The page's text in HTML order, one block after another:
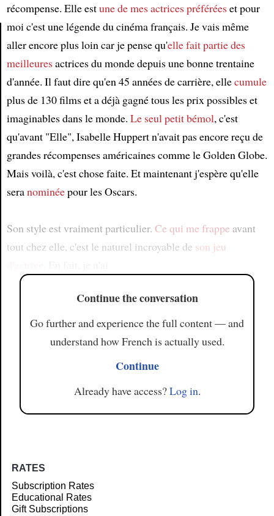
Article
récompense. Elle estune de mes actrices préféréeset pour
moi c'est une légende du cinéma français. Je vais même
aller encore plus loin car je pense qu'elle fait partie des
meilleuresactrices du monde depuis une bonne trentaine
d'année. Il faut dire qu'en 45 années de carrière, ellecumule
plus de 130 films et a déjà gagné tous les prix possibles et
imaginables dans le monde. Le seul petit bémol, c'est
qu'avant "Elle", Isabelle Huppert n'avait pas encore reçu de
grandes récompenses américaines comme le Golden Globe.
Mais voilà, c'est chose faite. Et maintenant j'espère qu'elle
seranominéepour les Oscars.
Son style est vraiment particulier. Ce qui me frappe avant
tout chez elle, c'est le naturel incroyable de son jeu
Continue the conversation
Go further and experience the full content — and
understand how French is actually used.
Continue
Already have access?Log in.
RATES
Subscription Rates
Educational Rates
Gift Subscriptions